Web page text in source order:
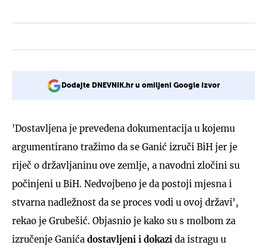
Dodajte DNEVNIK.hr u omiljeni Google izvor
'Dostavljena je prevedena dokumentacija u kojemu
argumentirano tražimo da se Ganić izruči BiH jer je
riječ o državljaninu ove zemlje, a navodni zločini su
počinjeni u BiH. Nedvojbeno je da postoji mjesna i
stvarna nadležnost da se proces vodi u ovoj državi',
rekao je Grubešić. Objasnio je kako su s molbom za
izručenje Ganića dostavljeni i dokazi da istragu u